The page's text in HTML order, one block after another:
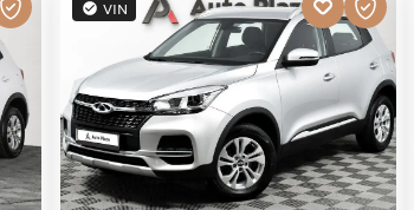
VIN